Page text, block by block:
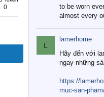
0
to be worn
almost every
L
lamerhome
Hãy đến với
ngay những
https://
muc-san-